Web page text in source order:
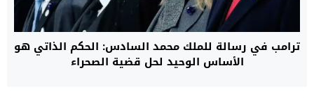
ترامب في رسالة للملك محمد السادس: الحكم الذاتي هو
الأساس الوحيد لحل قضية الصحراء